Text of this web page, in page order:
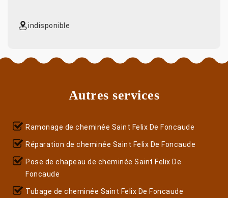
indisponible
Autres services
Ramonage de cheminée Saint Felix De Foncaude
Réparation de cheminée Saint Felix De Foncaude
Pose de chapeau de cheminée Saint Felix De
Foncaude
Tubage de cheminée Saint Felix De Foncaude